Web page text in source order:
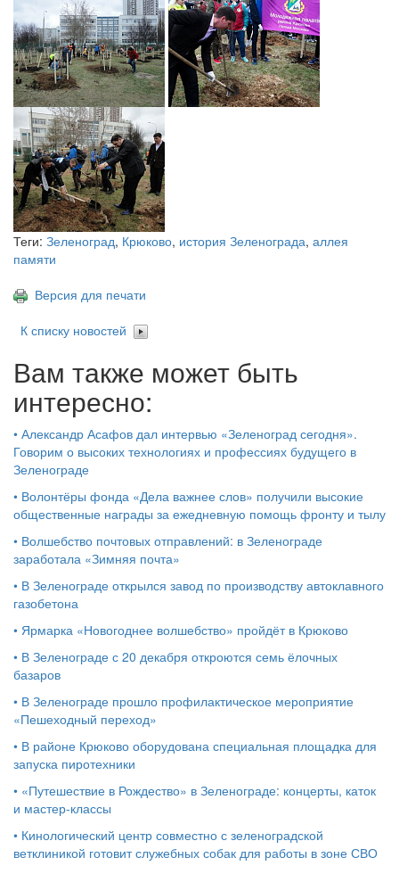
Теги: Зеленоград, Крюково, история Зеленограда, аллея
памяти
Версия для печати
К списку новостей
Вам также может быть
интересно:
• Александр Асафов дал интервью «Зеленоград сегодня».
Говорим о высоких технологиях и профессиях будущего в
Зеленограде
• Волонтёры фонда «Дела важнее слов» получили высокие
общественные награды за ежедневную помощь фронту и тылу
• Волшебство почтовых отправлений: в Зеленограде
заработала «Зимняя почта»
• В Зеленограде открылся завод по производству автоклавного
газобетона
• Ярмарка «Новогоднее волшебство» пройдёт в Крюково
• В Зеленограде с 20 декабря откроются семь ёлочных
базаров
• В Зеленограде прошло профилактическое мероприятие
«Пешеходный переход»
• В районе Крюково оборудована специальная площадка для
запуска пиротехники
• «Путешествие в Рождество» в Зеленограде: концерты, каток
и мастер‑классы
• Кинологический центр совместно с зеленоградской
ветклиникой готовит служебных собак для работы в зоне СВО